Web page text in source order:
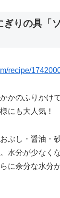
ぎりの具「
recipe/
かのふりかけ
にも大人気！
ぶし・醤油・
水分が少なく
に余分な水分